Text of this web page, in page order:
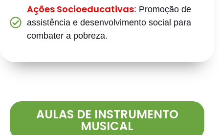
Ações Socioeducativas: Promoção de
assistência e desenvolvimento social para
combater a pobreza.
AULAS DE INSTRUMENTO
MUSICAL